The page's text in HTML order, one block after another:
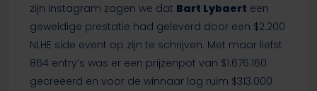
zijn instagram zagen we dat Bart Lybaert een
geweldige prestatie had geleverd door een $2.200
NLHE side event op zijn te schrijven. Met maar liefst
864 entry’s was er een prijzenpot van $1.676.160
gecreëerd en voor de winnaar lag ruim $313.000